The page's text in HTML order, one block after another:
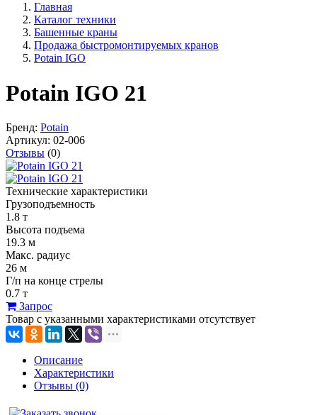
Главная
Каталог техники
Башенные краны
Продажа быстромонтируемых кранов
Potain IGO
Potain IGO 21
Бренд: Potain
Артикул: 02-006
Отзывы (0)
Технические характеристики
Грузоподъемность
1.8 т
Высота подъема
19.3 м
Макс. радиус
26 м
Г/п на конце стрелы
0.7 т
Запрос
Товар с указанными характеристиками отсутствует
Описание
Характеристики
Отзывы (0)